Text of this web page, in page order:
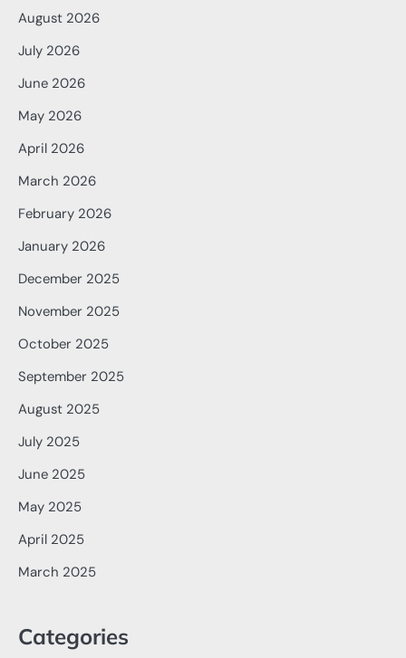
August 2026
July 2026
June 2026
May 2026
April 2026
March 2026
February 2026
January 2026
December 2025
November 2025
October 2025
September 2025
August 2025
July 2025
June 2025
May 2025
April 2025
March 2025
Categories